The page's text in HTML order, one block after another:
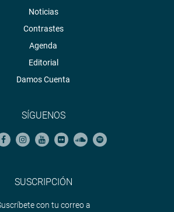
Noticias
Contrastes
Agenda
Editorial
Damos Cuenta
SÍGUENOS
SUSCRIPCIÓN
con tu correo a